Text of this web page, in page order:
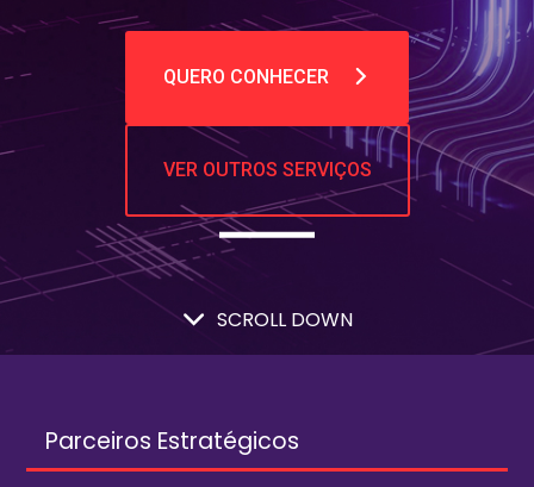
QUERO CONHECER
VER OUTROS SERVIÇOS
SCROLL DOWN
Parceiros Estratégicos